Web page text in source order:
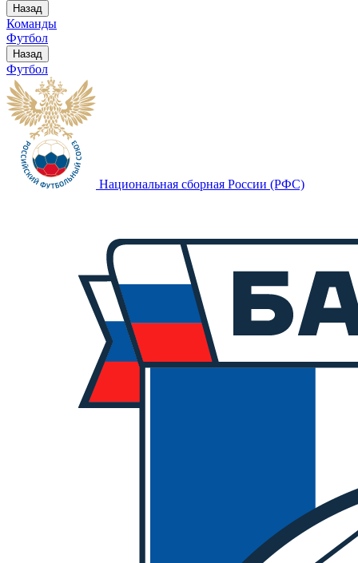
Назад
Команды
Футбол
Назад
Футбол
Национальная сборная России (РФС)